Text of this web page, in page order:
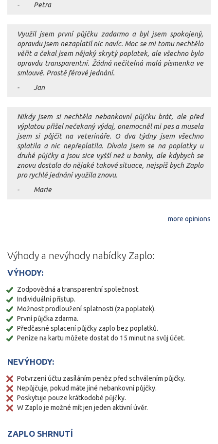
- Petra
Využil jsem první půjčku zadarmo a byl jsem spokojený,
opravdu jsem nezaplatil nic navíc. Moc se mi tomu nechtělo
věřit a čekal jsem nějaký skrytý poplatek, ale všechno bylo
opravdu transparentní. Žádná nečitelná malá písmenka ve
smlouvě. Prostě férové jednání.
- Jan
Nikdy jsem si nechtěla nebankovní půjčku brát, ale před
výplatou přišel nečekaný výdaj, onemocněl mi pes a musela
jsem si půjčit na veterináře. O dva týdny jsem všechno
splatila a nic nepřeplatila. Dívala jsem se na poplatky u
druhé půjčky a jsou sice vyšší než u banky, ale kdybych se
znovu dostala do nějaké takové situace, nejspíš bych Zaplo
pro rychlé jednání využila znovu.
- Marie
more opinions
Výhody a nevýhody nabídky Zaplo:
VÝHODY:
Zodpovědná a transparentní společnost.
Individuální přístup.
Možnost prodloužení splatnosti (za poplatek).
První půjčka zdarma.
Předčasné splacení půjčky zaplo bez poplatků.
Peníze na kartu můžete dostat do 15 minut na svůj účet.
NEVÝHODY:
Potvrzení účtu zasíláním peněz před schválením půjčky.
Nepůjčuje, pokud máte jiné nebankovní půjčky.
Poskytuje pouze krátkodobé půjčky.
W Zaplo je možné mít jen jeden aktivní úvěr.
ZAPLO SHRNUTÍ